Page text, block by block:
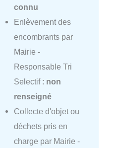
connu
Enlèvement des
encombrants par
Mairie -
Responsable Tri
Selectif : non
renseigné
Collecte d'objet ou
déchets pris en
charge par Mairie -